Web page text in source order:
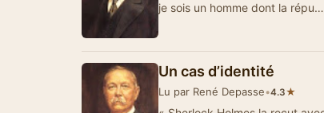
je sois un homme dont la répu…
Un cas d’identité
Lu par René Depasse•4.3★